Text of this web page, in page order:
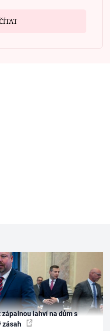
lahví na dům s
zásah